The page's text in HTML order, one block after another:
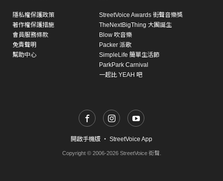
隱私權保護政策
著作權保護措施
會員服務條款
免責聲明
幫助中心
StreetVoice Awards 街聲音樂獎
TheNextBigThing 大團誕生
Blow 吹音樂
Packer 派歌
SimpleLife 簡單生活節
ParkPark Carnival
一起比 YEAH 吧
開啟手機版 ・ StreetVoice App
Copyright © 2006-2026 StreetVoice 街聲.